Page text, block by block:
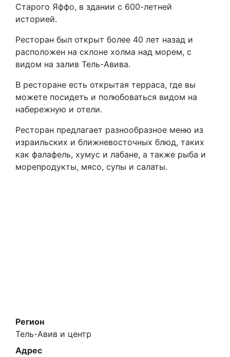
Старого Яффо, в здании с 600-летней
историей.
Ресторан был открыт более 40 лет назад и
расположен на склоне холма над морем, с
видом на залив Тель-Авива.
В ресторане есть открытая терраса, где вы
можете посидеть и полюбоваться видом на
набережную и отели.
Ресторан предлагает разнообразное меню из
израильских и ближневосточных блюд, таких
как фалафель, хумус и лабане, а также рыба и
морепродукты, мясо, супы и салаты.
Регион
Тель-Авив и центр
Адрес